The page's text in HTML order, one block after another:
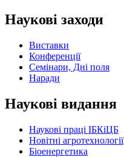
Наукові заходи
Виставки
Конференції
Семінари, Дні поля
Наради
Наукові видання
Наукові праці ІБКіЦБ
Новітні агротехнології
Бiоенергетика